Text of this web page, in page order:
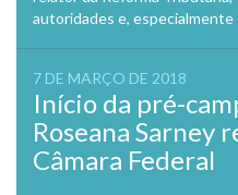
autoridades e, especialmente
7 DE MARÇO DE 2018
Início da pré-
Roseana Sarney
Câmara Federal